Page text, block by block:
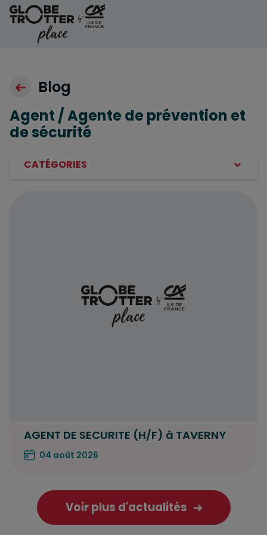
Aller au contenu
Blog
Agent / Agente de prévention et
de sécurité
CATÉGORIES
AGENT DE SECURITE (H/F) à TAVERNY
04 août 2026
Voir plus d'actualités